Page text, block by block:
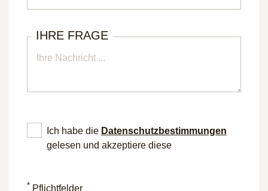
IHRE FRAGE
Ich habe die Datenschutz­bestimmungen
gelesen und akzeptiere diese
* Pflichtfelder